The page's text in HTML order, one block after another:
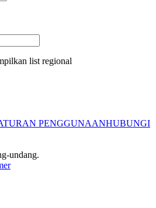
list regional
PENGGUNAANHUBUNGI
undang.